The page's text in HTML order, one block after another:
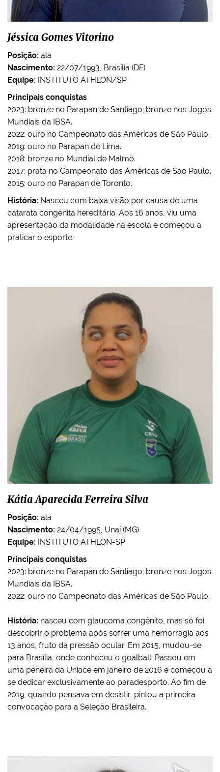
Jéssica Gomes Vitorino
Posição: ala
Nascimento: 22/07/1993, Brasília (DF)
Equipe: INSTITUTO ATHLON/SP
Principais conquistas
2023: bronze no Parapan de Santiago; bronze nos Jogos
Mundiais da IBSA.
2022: ouro no Campeonato das Américas de São Paulo.
2019: ouro no Parapan de Lima.
2018: bronze no Mundial de Malmö.
2017: prata no Campeonato das Américas de São Paulo.
2015: ouro no Parapan de Toronto.
História: Nasceu com baixa visão por causa de uma
catarata congênita hereditária. Aos 16 anos, viu uma
apresentação da modalidade na escola e começou a
praticar o esporte.
Kátia Aparecida Ferreira Silva
Posição: ala
Nascimento: 24/04/1995, Unaí (MG)
Equipe: INSTITUTO ATHLON-SP
Principais conquistas
2023: bronze no Parapan de Santiago; bronze nos Jogos
Mundiais da IBSA.
2022: ouro no Campeonato das Américas de São Paulo.
História: nasceu com glaucoma congênito, mas só foi
descobrir o problema após sofrer uma hemorragia aos
13 anos, fruto da pressão ocular. Em 2015, mudou-se
para Brasília, onde conheceu o goalball. Passou em
uma peneira da Uniace em janeiro de 2016 e começou a
se dedicar exclusivamente ao paradesporto. Ao fim de
2019, quando pensava em desistir, pintou a primeira
convocação para a Seleção Brasileira.